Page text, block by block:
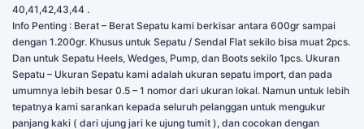
40,41,42,43,44 .
Info Penting : Berat – Berat Sepatu kami berkisar antara 600gr sampai
dengan 1.200gr. Khusus untuk Sepatu / Sendal Flat sekilo bisa muat 2pcs.
Dan untuk Sepatu Heels, Wedges, Pump, dan Boots sekilo 1pcs. Ukuran
Sepatu – Ukuran Sepatu kami adalah ukuran sepatu import, dan pada
umumnya lebih besar 0.5 – 1 nomor dari ukuran lokal. Namun untuk lebih
tepatnya kami sarankan kepada seluruh pelanggan untuk mengukur
panjang kaki ( dari ujung jari ke ujung tumit ), dan cocokan dengan